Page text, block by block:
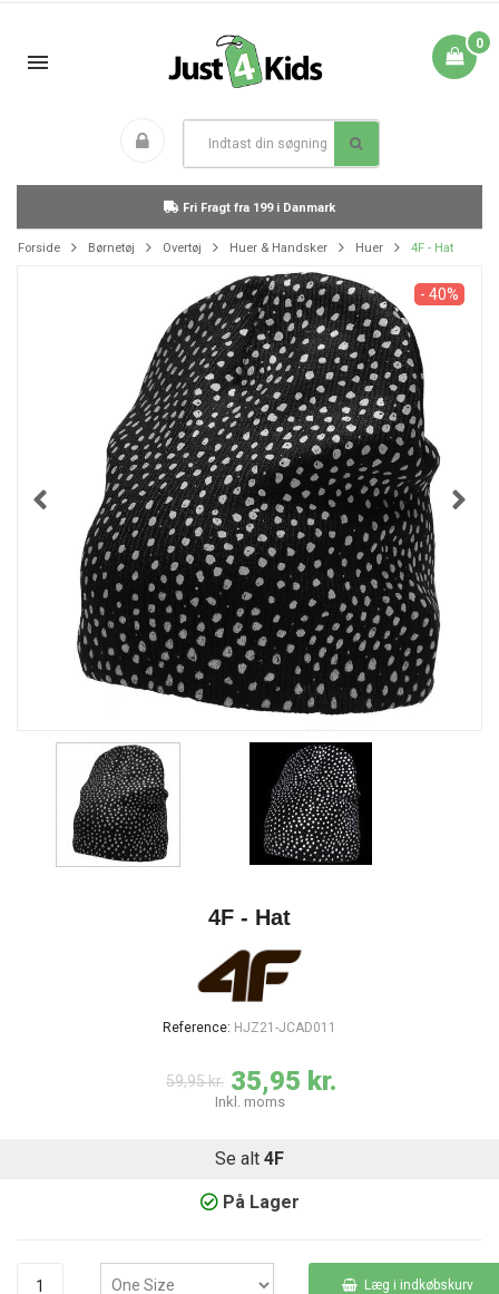
0
Fri Fragt fra 199 i Danmark
Forside Børnetøj Overtøj Huer & Handsker Huer 4F - Hat
- 40%
4F - Hat
Reference: HJZ21-JCAD011
59,95 kr. 35,95 kr.
Inkl. moms
Se alt 4F
På Lager
Læg i indkøbskurv